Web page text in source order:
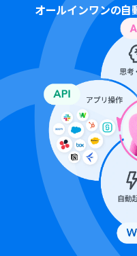
可能です。詳細は「
を送る方法」を参照
オールインワンの